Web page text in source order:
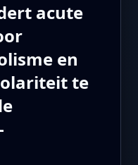
acute
en
te